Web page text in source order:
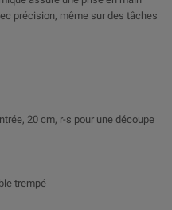
précision, même sur des tâches
20 cm, r-s pour une découpe
trempé